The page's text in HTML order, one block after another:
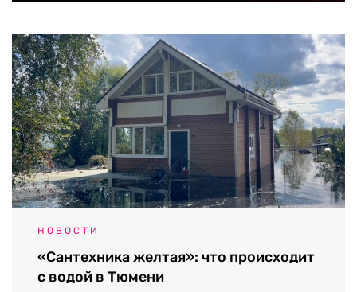
НОВОСТИ
«Сантехника желтая»: что происходит
с водой в Тюмени